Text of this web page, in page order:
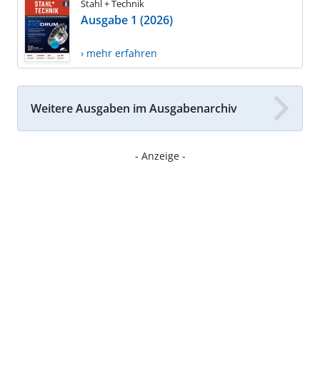
Stahl + Technik
Ausgabe 1 (2026)
› mehr erfahren
Weitere Ausgaben im Ausgabenarchiv
- Anzeige -